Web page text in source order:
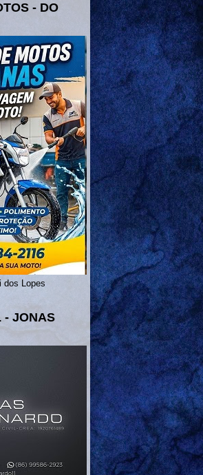
- DO
dos Lopes
- JONAS